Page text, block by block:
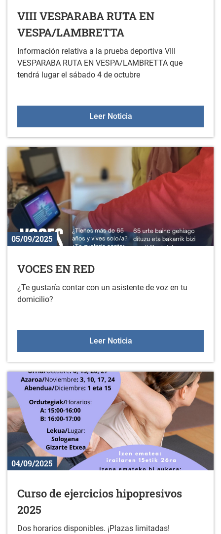
VIII VESPARABA RUTA EN
VESPA/LAMBRETTA
Información relativa a la prueba deportiva VIII
VESPARABA RUTA EN VESPA/LAMBRETTA que
tendrá lugar el sábado 4 de octubre
Leer NoticiaVIII VESPARABA RUTA
05/09/2025
VOCES EN RED
¿Te gustaría contar con un asistente de voz en tu
domicilio?
Leer NoticiaVOCES EN RED
04/09/2025
Curso de ejercicios hipopresivos
2025
Dos horarios disponibles. ¡Plazas limitadas!